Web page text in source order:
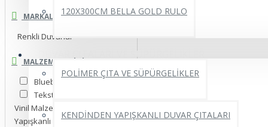
120X300CM BELLA GOLD RULO
DUVAR ÇITALARI VE SÜPÜRGELİKLER
POLİMER ÇITA VE SÜPÜRGELİKLER
KENDİNDEN YAPIŞKANLI DUVAR ÇITALARI
MARKALAR
Renkli Duvarlar
MALZEME SEÇINIZ.
Blueback İnce Kağıt
Tekstil Tek Parça
Vinil Malzeme
Yapışkanlı Folyo